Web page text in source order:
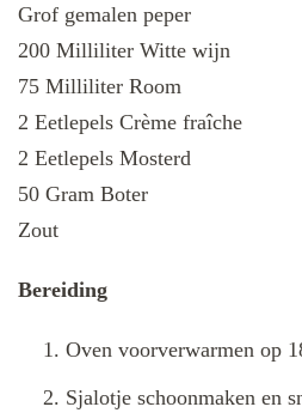
Grof gemalen peper
200 Milliliter Witte wijn
75 Milliliter Room
2 Eetlepels Crème fraîche
2 Eetlepels Mosterd
50 Gram Boter
Zout
Bereiding
Oven voorverwarmen op
Sjalotje schoonmaken en